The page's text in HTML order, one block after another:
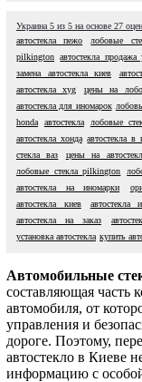
Украина 5 из 5 на основе 27
автостекла пежо
лобовые
pilkington автостекла продажа
замена автостекла киев
автостекла xyg
цены на
автостекла для иномарок
honda
автостекла
лобовые
автостекла хонда автостекла в
стекла ваз
цены на
лобовые стекла pilkington
автостекла на иномарки
автостекла киев
автостекла
автостекла на заказ
установка автостекла купить
Автомобильные
составляющая часть
автомобиля, от
управления и
дороге. Поэтому,
автостекло в Киеве
информацию с